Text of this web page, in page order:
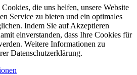
die uns helfen, unsere Website
Service zu bieten und ein optimales
Indem Sie auf Akzeptieren
einverstanden, dass Ihre Cookies für
Weitere Informationen zu
Datenschutzerklärung.